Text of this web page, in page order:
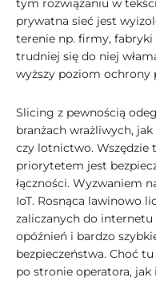
tym rozwiązaniu w
prywatna sieć jest
terenie np. firmy, fabryki
trudniej się do niej
wyższy poziom ochrony
Slicing z pewnością
branżach wrażliwych,
czy lotnictwo. Wszędzie
priorytetem jest
łączności. Wyzwaniem
IoT. Rosnąca lawinowo
zaliczanych do
opóźnień i bardzo
bezpieczeństwa. Choć
po stronie operatora,